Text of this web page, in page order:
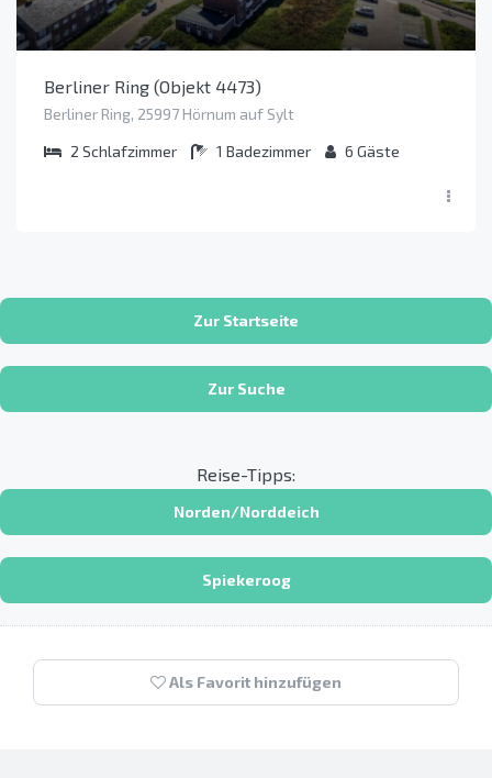
Berliner Ring (Objekt 4473)
Berliner Ring, 25997 Hörnum auf Sylt
2 Schlafzimmer 1 Badezimmer 6 Gäste
Zur Startseite
Zur Suche
Reise-Tipps:
Norden/Norddeich
Spiekeroog
Als Favorit hinzufügen